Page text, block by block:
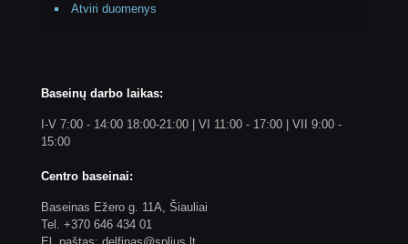
Atviri duomenys
Baseinų darbo laikas:
I-V 7:00 - 14:00 18:00-21:00 | VI 11:00 - 17:00 | VII 9:00 -
15:00
Centro baseinai:
Baseinas Ežero g. 11A, Šiauliai
Tel. +370 646 434 01